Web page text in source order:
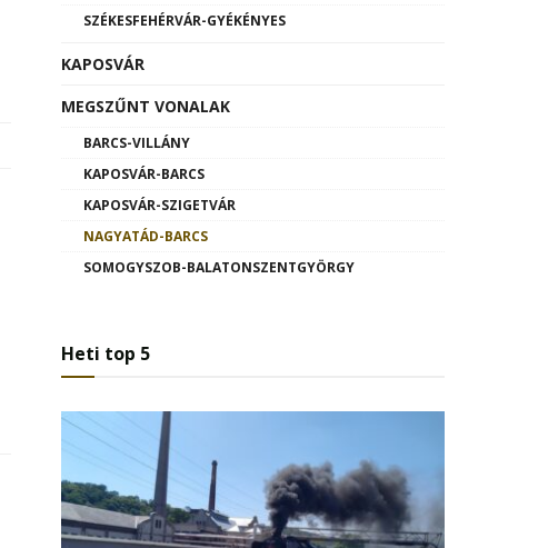
SZÉKESFEHÉRVÁR-GYÉKÉNYES
KAPOSVÁR
MEGSZŰNT VONALAK
BARCS-VILLÁNY
KAPOSVÁR-BARCS
KAPOSVÁR-SZIGETVÁR
NAGYATÁD-BARCS
SOMOGYSZOB-BALATONSZENTGYÖRGY
Heti top 5